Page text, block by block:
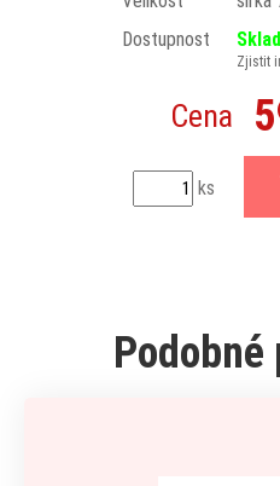
Dostupnost
Zjistit
Cena
ks